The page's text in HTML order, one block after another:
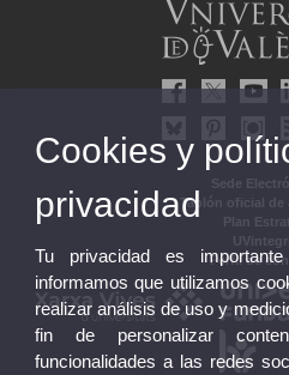
Sede
Tablón oficial de
Plan
Perfil de
Cookies y
privacidad
Tu privacidad es
informamos que utilizamos
realizar análisis de uso y
fin de personalizar
funcionalidades a las redes